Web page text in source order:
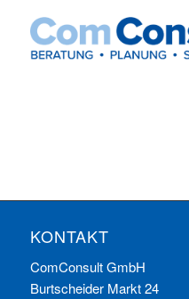
KONTAKT
ComConsult GmbH
Burtscheider Markt 24